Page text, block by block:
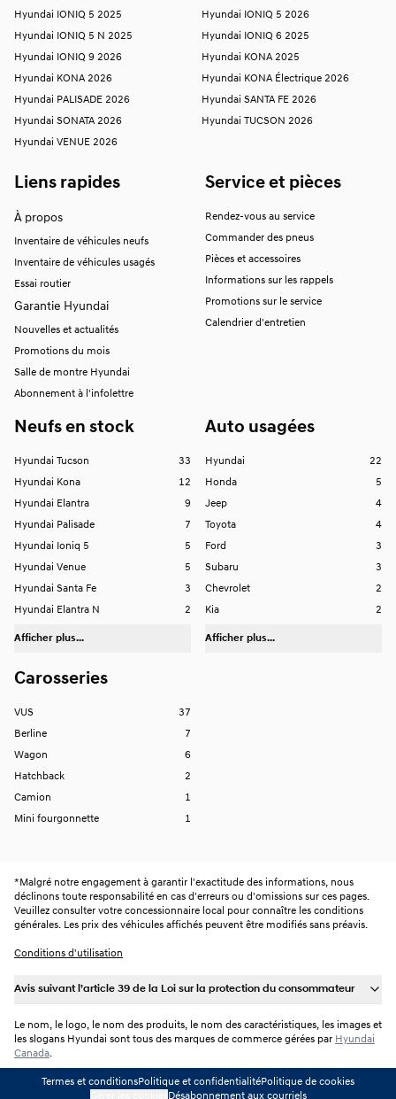
Hyundai IONIQ 5 2025
Hyundai IONIQ 5 2026
Hyundai IONIQ 5 N 2025
Hyundai IONIQ 6 2025
Hyundai IONIQ 9 2026
Hyundai KONA 2025
Hyundai KONA 2026
Hyundai KONA Électrique 2026
Hyundai PALISADE 2026
Hyundai SANTA FE 2026
Hyundai SONATA 2026
Hyundai TUCSON 2026
Hyundai VENUE 2026
Liens rapides
À propos
Inventaire de véhicules neufs
Inventaire de véhicules usagés
Essai routier
Garantie Hyundai
Nouvelles et actualités
Promotions du mois
Salle de montre Hyundai
Abonnement à l'infolettre
Service et pièces
Rendez-vous au service
Commander des pneus
Pièces et accessoires
Informations sur les rappels
Promotions sur le service
Calendrier d'entretien
Neufs en stock
Hyundai Tucson
33
Hyundai Kona
12
Hyundai Elantra
9
Hyundai Palisade
7
Hyundai Ioniq 5
5
Hyundai Venue
5
Hyundai Santa Fe
3
Hyundai Elantra N
2
Afficher plus...
Auto usagées
Hyundai
22
Honda
5
Jeep
4
Toyota
4
Ford
3
Subaru
3
Chevrolet
2
Kia
2
Afficher plus...
Carosseries
VUS
37
Berline
7
Wagon
6
Hatchback
2
Camion
1
Mini fourgonnette
1
* Malgré notre engagement à garantir l'exactitude des informations, nous
déclinons toute responsabilité en cas d'erreurs ou d'omissions sur ces pages.
Veuillez consulter votre concessionnaire local pour connaître les conditions
générales. Les prix des véhicules affichés peuvent être modifiés sans préavis.
Conditions d'utilisation
Avis suivant l’article 39 de la Loi sur la protection du consommateur
Le nom, le logo, le nom des produits, le nom des caractéristiques, les images et
les slogans Hyundai sont tous des marques de commerce gérées par Hyundai
Canada.
Termes et conditionsPolitique et confidentialitéPolitique de cookies
Désabonnement aux courriels